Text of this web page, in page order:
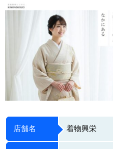
店舗名 着物興栄